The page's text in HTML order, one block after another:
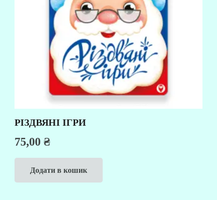
РІЗДВЯНІ ІГРИ
75,00 ₴
Додати в кошик